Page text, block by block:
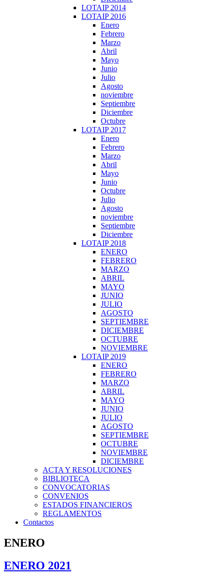
LOTAIP 2014
LOTAIP 2016
Enero
Febrero
Marzo
Abril
Mayo
Junio
Julio
Agosto
noviembre
Septiembre
Diciembre
Octubre
LOTAIP 2017
Enero
Febrero
Marzo
Abril
Mayo
Junio
Octubre
Julio
Agosto
noviembre
Septiembre
Diciembre
LOTAIP 2018
ENERO
FEBRERO
MARZO
ABRIL
MAYO
JUNIO
JULIO
AGOSTO
SEPTIEMBRE
DICIEMBRE
OCTUBRE
NOVIEMBRE
LOTAIP 2019
ENERO
FEBRERO
MARZO
ABRIL
MAYO
JUNIO
JULIO
AGOSTO
SEPTIEMBRE
OCTUBRE
NOVIEMBRE
DICIEMBRE
ACTA Y RESOLUCIONES
BIBLIOTECA
CONVOCATORIAS
CONVENIOS
ESTADOS FINANCIEROS
REGLAMENTOS
Contactos
ENERO
ENERO 2021